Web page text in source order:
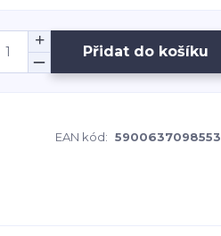
Přidat do košíku
EAN kód: 5900637098553